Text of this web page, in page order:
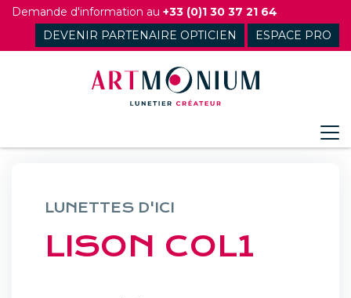
Skip
content
Demande d'information au +33 (0)1 30 37 21 64
DEVENIR PARTENAIRE OPTICIEN
ESPACE PRO
LUNETTES D'ICI
LISON COL1